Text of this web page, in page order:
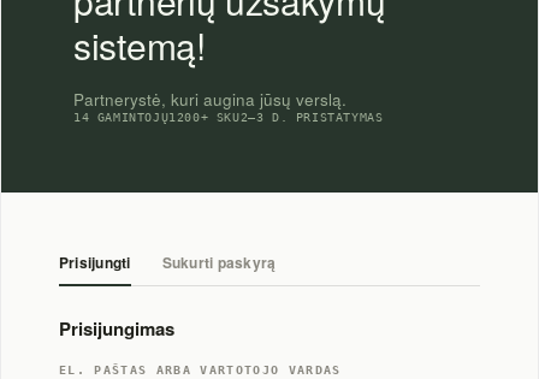
sistemą!
Partnerystė, kuri augina jūsų verslą.
14 GAMINTOJŲ1200+ SKU2–3 D. PRISTATYMAS
Prisijungti Sukurti paskyrą
Prisijungimas
EL. PAŠTAS ARBA VARTOTOJO VARDAS